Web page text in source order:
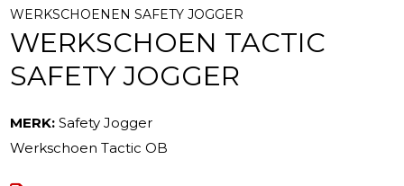
WERKSCHOENEN SAFETY JOGGER
WERKSCHOEN TACTIC
SAFETY JOGGER
MERK: Safety Jogger
Werkschoen Tactic OB